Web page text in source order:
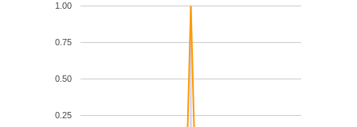
0.25
0.50
0.75
1.00